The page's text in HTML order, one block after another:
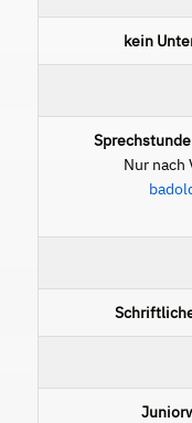
kein
Nur nach